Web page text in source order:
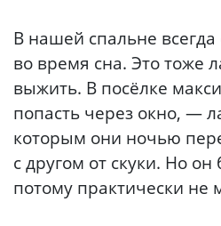
В нашей спальне
во время сна. Это тоже
выжить. В посёлке
попасть через окно, —
которым они ночью
с другом от скуки. Но он
потому практически не